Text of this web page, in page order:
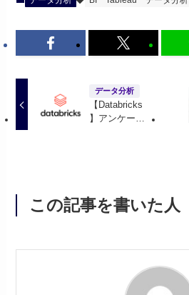
データ分析
【Databricks
】アンケート
この記事を書いた人